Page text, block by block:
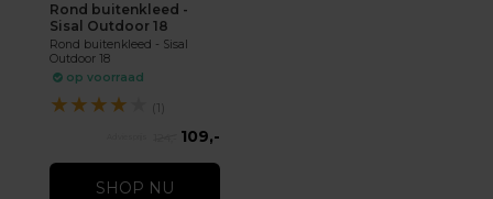
Rond buitenkleed -
Sisal Outdoor 18
Rond buitenkleed - Sisal
Outdoor 18
op voorraad
★★★★ (1)
109,-
SHOP NU